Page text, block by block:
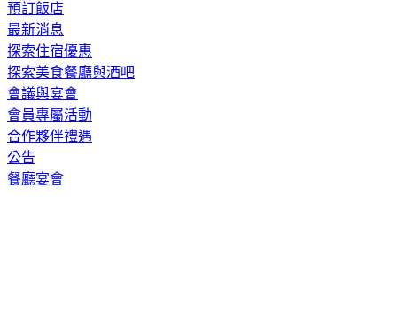
預訂飯店
最新消息
探索住宿優惠
探索美食餐廳與酒吧
會議與宴會
會員專屬活動
合作夥伴禮遇
公告
餐廳宴會